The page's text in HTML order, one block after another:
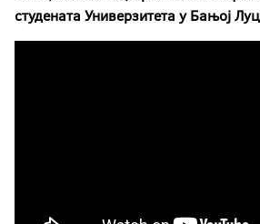
студената Универзитета у Бањој